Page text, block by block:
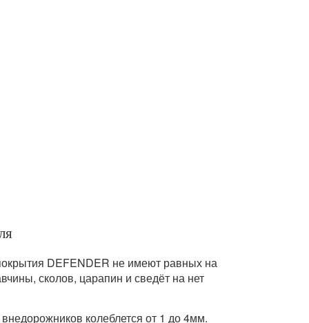
DEFENDER не имеют равных на
сколов, царапин и сведёт на нет
колеблется от 1 до 4мм.